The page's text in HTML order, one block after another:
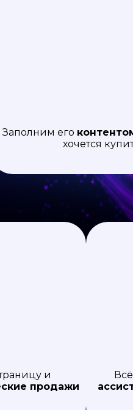
Заполним его
хочется
и
продажи